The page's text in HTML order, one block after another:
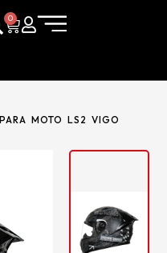
0
MOTO LS2 VIGO